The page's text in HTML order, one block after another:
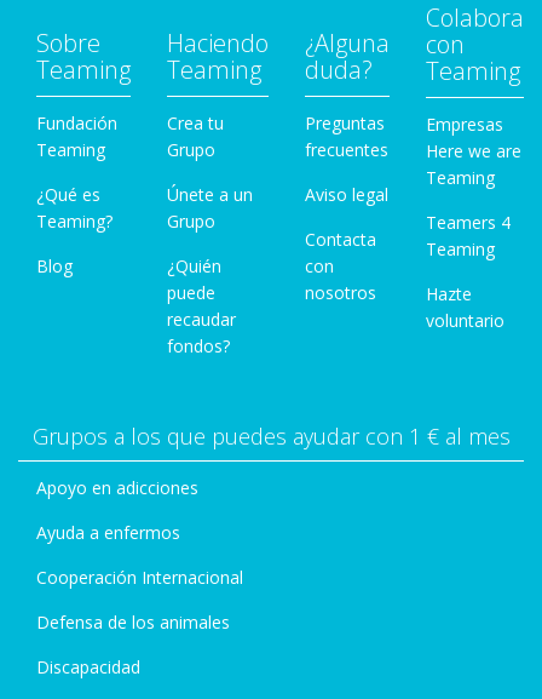
Sobre
Teaming
Fundación
Teaming
¿Qué es
Teaming?
Blog
Haciendo
Teaming
Crea tu
Grupo
Únete a un
Grupo
¿Quién
puede
recaudar
fondos?
¿Alguna
duda?
Preguntas
frecuentes
Aviso legal
Contacta
con
nosotros
Colabora
con
Teaming
Empresas
Here we are
Teaming
Teamers 4
Teaming
Hazte
voluntario
Grupos a los que puedes ayudar con 1 € al mes
Apoyo en adicciones
Ayuda a enfermos
Cooperación Internacional
Defensa de los animales
Discapacidad